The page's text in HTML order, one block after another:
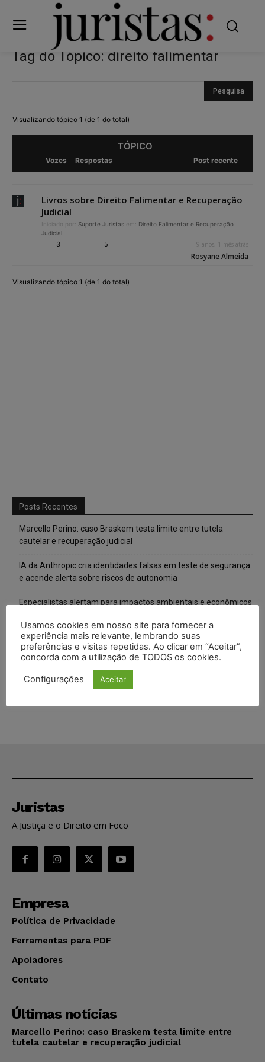
Tag do Tópico: direito falimentar
Visualizando tópico 1 (de 1 do total)
TÓPICO
Vozes Respostas Post recente
Livros sobre Direito Falimentar e Recuperação
Judicial
Iniciado por: Suporte Juristas em: Direito Falimentar e Recuperação
Judicial
3 5 9 anos, 1 mês atrás
Rosyane Almeida
Visualizando tópico 1 (de 1 do total)
Posts Recentes
Marcello Perino: caso Braskem testa limite entre tutela
cautelar e recuperação judicial
IA da Anthropic cria identidades falsas em teste de segurança
e acende alerta sobre riscos de autonomia
Especialistas alertam para impactos ambientais e econômicos
TSE reforça que sistemas das urnas eletrônicas tornam-se
invioláveis após assinatura digital e lacração
STF inicia julgamento sobre constitucionalidade da proibição
dos jogos de azar no Brasil
Juristas
A Justiça e o Direito em Foco
Empresa
Política de Privacidade
Ferramentas para PDF
Apoiadores
Contato
Últimas notícias
Marcello Perino: caso Braskem testa limite entre
tutela cautelar e recuperação judicial
Usamos cookies em nosso site para fornecer a
experiência mais relevante, lembrando suas
preferências e visitas repetidas. Ao clicar em “Aceitar”,
concorda com a utilização de TODOS os cookies.
Configurações Aceitar